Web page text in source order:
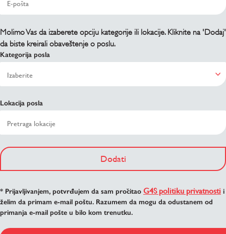
Molimo Vas da izaberete opciju kategorije ili lokacije. Kliknite na 'Dodaj'
da biste kreirali obaveštenje o poslu.
Kategorija posla
Lokacija posla
Dodati
* Prijavljivanjem, potvrđujem da sam pročitao G4S politiku privatnosti i
želim da primam e-mail poštu. Razumem da mogu da odustanem od
primanja e-mail pošte u bilo kom trenutku.